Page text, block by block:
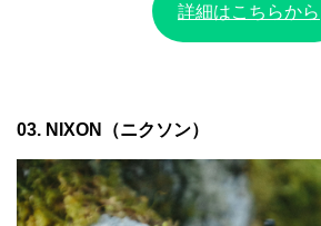
詳細はこちらから
03. NIXON（ニクソン）